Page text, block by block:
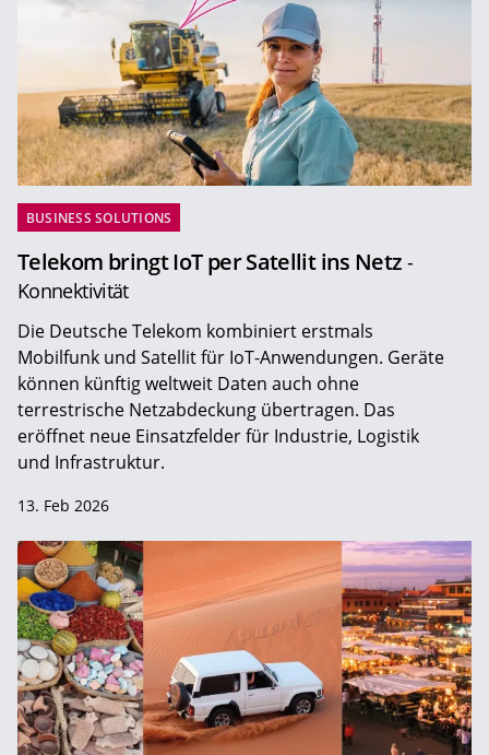
BUSINESS SOLUTIONS
Telekom bringt IoT per Satellit ins Netz -
Konnektivität
Die Deutsche Telekom kombiniert erstmals
Mobilfunk und Satellit für IoT-Anwendungen. Geräte
können künftig weltweit Daten auch ohne
terrestrische Netzabdeckung übertragen. Das
eröffnet neue Einsatzfelder für Industrie, Logistik
und Infrastruktur.
13. Feb 2026